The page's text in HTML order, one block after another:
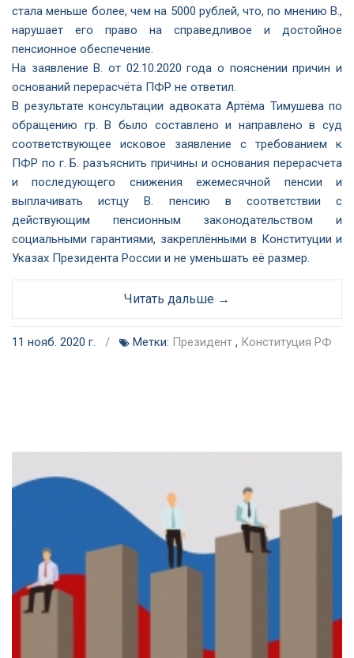
стала меньше более, чем на 5000 рублей, что, по мнению В.,
нарушает его право на справедливое и достойное
пенсионное обеспечение.
На заявление В. от 02.10.2020 года о пояснении причин и
оснований перерасчёта ПФР не ответил.
В результате консультации адвоката Артёма Тимушева по
обращению гр. В было составлено и направлено в суд
соответствующее исковое заявление с требованием к
ПФР по г. Б. разъяснить причины и основания перерасчета
и последующего снижения ежемесячной пенсии и
выплачивать истцу В. пенсию в соответствии с
действующим пенсионным законодательством и
социальными гарантиями, закреплёнными в Конституции и
Указах Президента России и не уменьшать её размер.
Читать дальше →
11 нояб. 2020 г. / Метки: Президент , Конституция РФ